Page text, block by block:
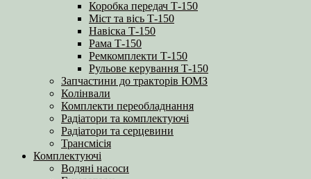
Коробка передач Т-150
Міст та вісь Т-150
Навіска Т-150
Рама Т-150
Ремкомплекти Т-150
Рульове керування Т-150
Запчастини до тракторів ЮМЗ
Колінвали
Комплекти переобладнання
Радіатори та комплектуючі
Радіатори та серцевини
Трансмісія
Комплектуючі
Водяні насоси